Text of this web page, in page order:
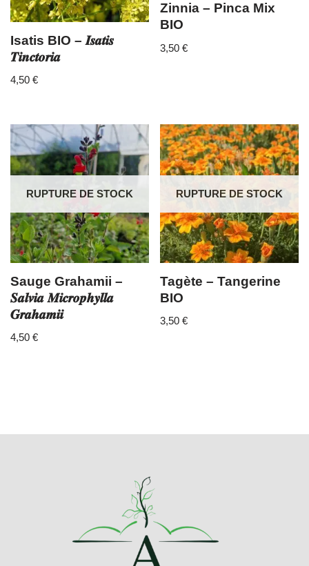
Isatis BIO – 𝑰𝒔𝒂𝒕𝒊𝒔
𝑻𝒊𝒏𝒄𝒕𝒐𝒓𝒊𝒂
4,50 €
Zinnia – Pinca Mix
BIO
3,50€
RUPTURE DE STOCK
Sauge Grahamii –
𝑺𝒂𝒍𝒗𝒊𝒂 𝑴𝒊𝒄𝒓𝒐𝒑𝒉𝒚𝒍𝒍𝒂
𝑮𝒓𝒂𝒉𝒂𝒎𝒊𝒊
4,50 €
RUPTURE DE STOCK
Tagète – Tangerine
BIO
3,50€